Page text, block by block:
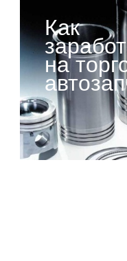
Как
на